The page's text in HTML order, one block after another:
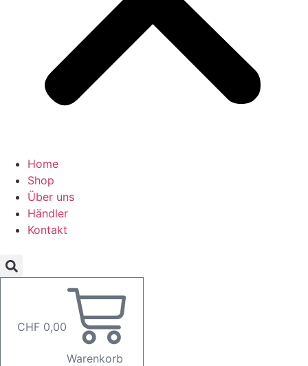
Home
Shop
Über uns
Händler
Kontakt
CHF 0,00
Warenkorb